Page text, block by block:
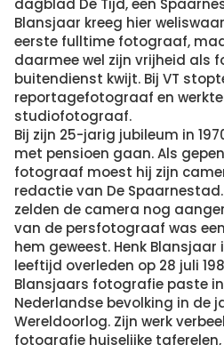
dagblad De Tijd, een
Blansjaar kreeg hier
eerste fulltime fotograaf,
daarmee wel zijn vrijheid als
buitendienst kwijt. Bij VT
reportagefotograaf en
studiofotograaf.
Bij zijn 25-jarig jubileum in
met pensioen gaan. Als
fotograaf moest hij zijn
redactie van De
zelden de camera nog
van de persfotograaf was
hem geweest. Henk Blansjaar
leeftijd overleden op 28 juli
Blansjaars fotografie paste
Nederlandse bevolking in de
Wereldoorlog. Zijn werk
fotografie huiselijke taferelen,